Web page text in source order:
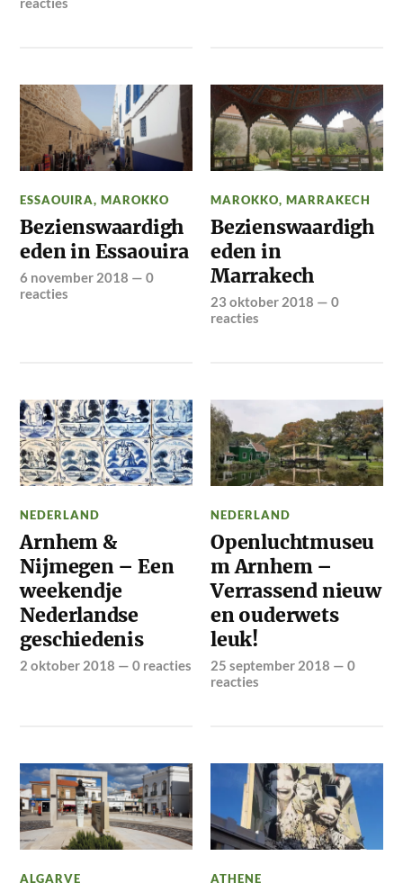
ESSAOUIRA,MAROKKO
Bezienswaardigh
eden in Essaouira
6 november 2018 —0
reacties
MAROKKO,MARRAKECH
Bezienswaardigh
eden in
Marrakech
23 oktober 2018 —0
reacties
NEDERLAND
Arnhem &
Nijmegen – Een
weekendje
Nederlandse
geschiedenis
2 oktober 2018 —0 reacties
NEDERLAND
Openluchtmuseu
m Arnhem –
Verrassend nieuw
en ouderwets
leuk!
25 september 2018 —0
reacties
ALGARVE ATHENE